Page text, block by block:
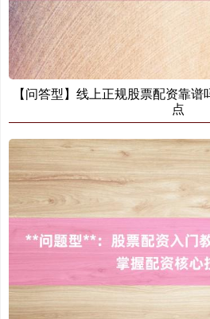
【问答型】线上正规股票配资靠
点